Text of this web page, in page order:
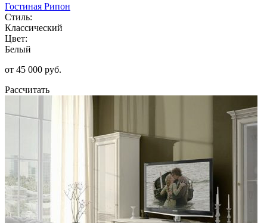
Гостиная Рипон
Стиль:
Классический
Цвет:
Белый
от 45 000 руб.
Рассчитать